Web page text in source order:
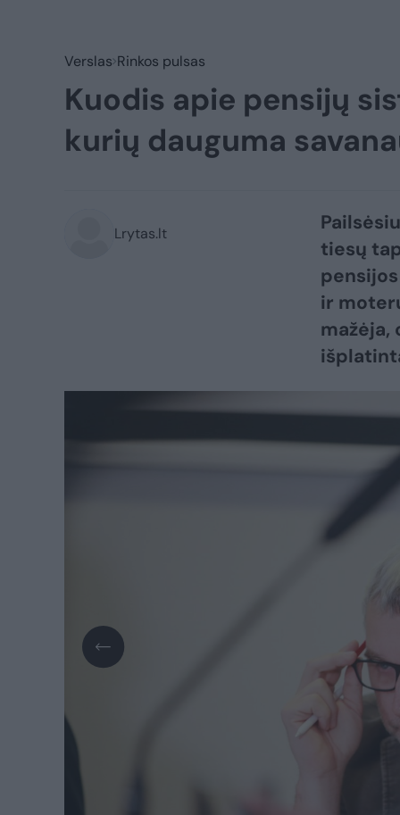
Verslas Rinkos pulsas
Kuodis apie pensijų
kurių dauguma
Lrytas.lt
tiesų
ir
mažėja,